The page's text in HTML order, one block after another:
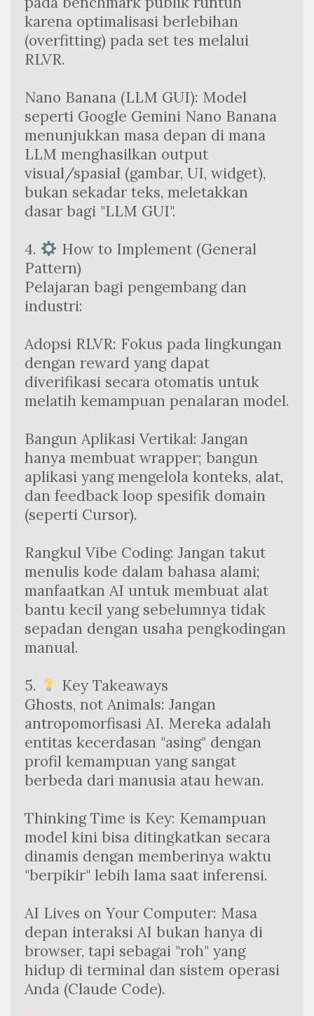
karena optimalisasi berlebihan
(overfitting) pada set tes melalui
RLVR.
Nano Banana (LLM GUI): Model
seperti Google Gemini Nano Banana
menunjukkan masa depan di mana
LLM menghasilkan output
visual/spasial (gambar, UI, widget),
bukan sekadar teks, meletakkan
dasar bagi "LLM GUI".
4.
How to Implement (General
Pattern)
Pelajaran bagi pengembang dan
industri:
Adopsi RLVR: Fokus pada lingkungan
dengan reward yang dapat
diverifikasi secara otomatis untuk
melatih kemampuan penalaran model.
Bangun Aplikasi Vertikal: Jangan
hanya membuat wrapper; bangun
aplikasi yang mengelola konteks, alat,
dan feedback loop spesifik domain
(seperti Cursor).
Rangkul Vibe Coding: Jangan takut
menulis kode dalam bahasa alami;
manfaatkan AI untuk membuat alat
bantu kecil yang sebelumnya tidak
sepadan dengan usaha pengkodingan
manual.
5.
Key Takeaways
Ghosts, not Animals: Jangan
antropomorfisasi AI. Mereka adalah
entitas kecerdasan "asing" dengan
profil kemampuan yang sangat
berbeda dari manusia atau hewan.
Thinking Time is Key: Kemampuan
model kini bisa ditingkatkan secara
dinamis dengan memberinya waktu
"berpikir" lebih lama saat inferensi.
AI Lives on Your Computer: Masa
depan interaksi AI bukan hanya di
browser, tapi sebagai "roh" yang
hidup di terminal dan sistem operasi
Anda (Claude Code).